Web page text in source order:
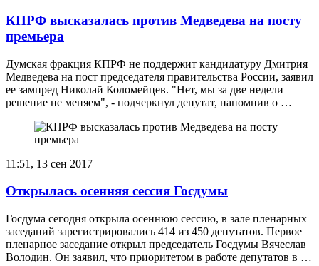
КПРФ высказалась против Медведева на посту
премьера
Думская фракция КПРФ не поддержит кандидатуру Дмитрия
Медведева на пост председателя правительства России, заявил
ее зампред Николай Коломейцев. "Нет, мы за две недели
решение не меняем", - подчеркнул депутат, напомнив о …
11:51, 13 сен 2017
Открылась осенняя сессия Госдумы
Госдума сегодня открыла осеннюю сессию, в зале пленарных
заседаний зарегистрировались 414 из 450 депутатов. Первое
пленарное заседание открыл председатель Госдумы Вячеслав
Володин. Он заявил, что приоритетом в работе депутатов в …